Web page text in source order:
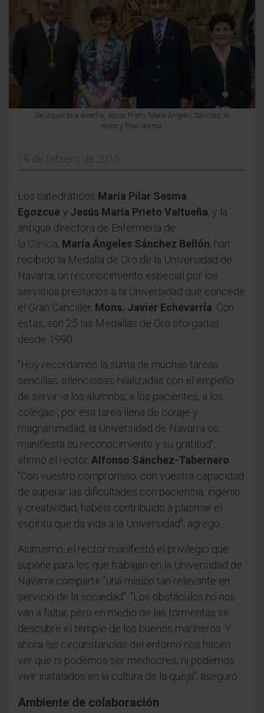
De izquierda a derecha, Jesús Prieto, María Ángeles Sánchez, el
rector y Pilar Sesma.
19 de febrero de 2016
Los catedráticos María Pilar Sesma
Egozcuey Jesús María Prieto Valtueña, y la
antigua directora de Enfermería de
la Clínica, María Ángeles Sánchez Bellón, han
recibido la Medalla de Oro de la Universidad de
Navarra, un reconocimiento especial por los
servicios prestados a la Universidad que concede
el Gran Canciller, Mons. Javier Echevarría . Con
estas, son 25 las Medallas de Oro otorgadas
desde 1990.
"Hoy recordamos la suma de muchas tareas
sencillas, silenciosas, realizadas con el empeño
de servir -a los alumnos, a los pacientes, a los
colegas-; por esa tarea llena de coraje y
magnanimidad, la Universidad de Navarra os
manifiesta su reconocimiento y su gratitud",
afirmó el rector, Alfonso Sánchez-Tabernero
"Con vuestro compromiso, con vuestra capacidad
de superar las dificultades con paciencia, ingenio
y creatividad, habéis contribuido a plasmar el
espíritu que da vida a la Universidad", agregó.
Asimismo, el rector manifestó el privilegio que
supone para los que trabajan en la Universidad de
Navarra compartir "una misión tan relevante en
servicio de la sociedad". "Los obstáculos no nos
van a faltar, pero en medio de las tormentas se
descubre el temple de los buenos marineros. Y
ahora las circunstancias del entorno nos hacen
ver que ni podemos ser mediocres, ni podemos
vivir instalados en la cultura de la queja", aseguró.
Ambiente de colaboración